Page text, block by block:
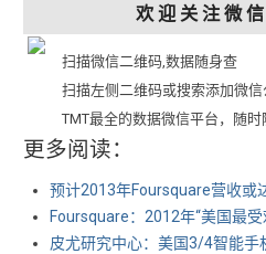
欢 迎 关 注 微
扫描微信二维码,数据随身查
扫描左侧二维码或搜索添加微信
TMT最全的数据微信平台，随
更多阅读：
预计2013年Foursquare营收或
Foursquare：2012年“美国最受
皮尤研究中心：美国3/4智能手